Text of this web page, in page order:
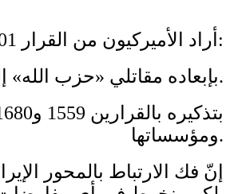
أراد الأميركيون من القرار 1701 تحقيق 3 أهداف متلازمة:
1- بإبعاده مقاتلي «حزب الله» إلى شمال الليطاني، يوفّر القرار حماية لحدود إسرائيل الشمالية.
ومؤسساتها.